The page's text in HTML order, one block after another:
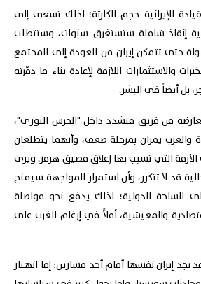
الإيرانية حجم الكارثة؛ لذلك تسعى إلى
إنقاذ شاملة ستستغرق سنوات، وستتطلب
حتى تتمكن إيران من العودة إلى المجتمع
والاستثمارات اللازمة لإعادة بناء ما دمّرته
بل أيضاً في البشر.
من فريق متشدد داخل "الحرس الثوري"،
والغرب يمران بمرحلة ضعف، وأنهما يتطلعان
التي تسبب بها إغلاق مضيق هرمز. ويرى
قد لا تتكرر، وأن استمرار المواجهة سيمنح
الساحة الدولية؛ لذلك يدفع نحو مواصلة
والمعيشية، أملاً في إرغام الغرب على
تجد إيران نفسها أمام أحد مسارين: إما انهيار